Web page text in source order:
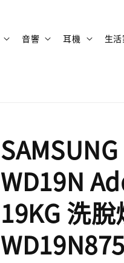
音響 耳機 生
WD19N
19KG 洗